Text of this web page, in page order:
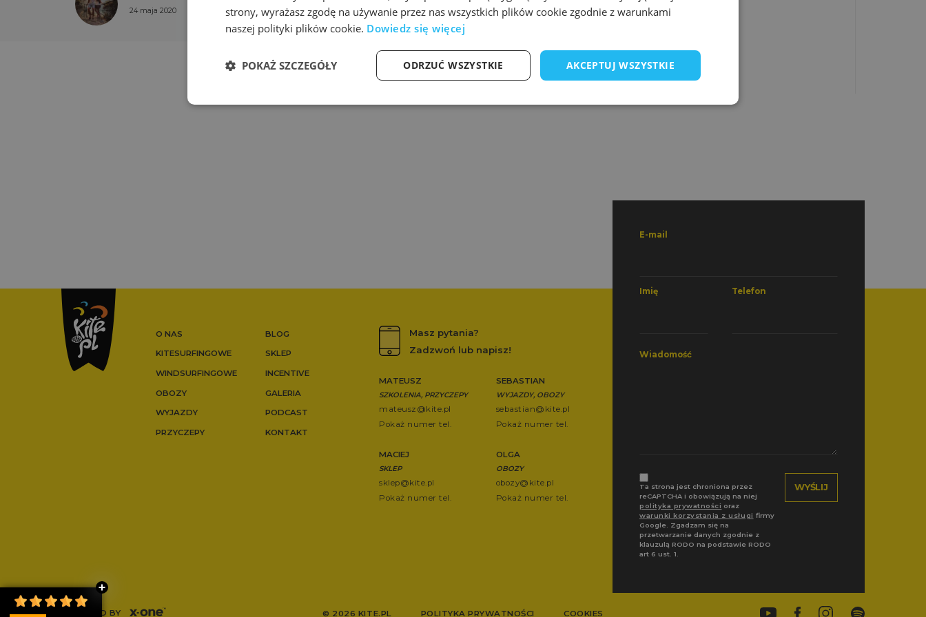
24 maja 2020
O NAS
KITESURFINGOWE
WINDSURFINGOWE
OBOZY
WYJAZDY
PRZYCZEPY
BLOG
SKLEP
INCENTIVE
GALERIA
PODCAST
KONTAKT
Masz pytania?
Zadzwoń lub napisz!
MATEUSZ
SZKOLENIA, PRZYCZEPY
mateusz@kite.pl
Pokaż numer tel.
MACIEJ
SKLEP
sklep@kite.pl
Pokaż numer tel.
SEBASTIAN
WYJAZDY, OBOZY
sebastian@kite.pl
Pokaż numer tel.
OLGA
OBOZY
obozy@kite.pl
Pokaż numer tel.
E-mail
Imię Telefon
Wiadomość
Ta strona jest chroniona przez
reCAPTCHA i obowiązują na niej
polityka prywatności oraz
warunki korzystania z usługi firmy
Google. Zgadzam się na
przetwarzanie danych zgodnie z
klauzulą RODO na podstawie RODO
art 6 ust. 1.
POWERED BY © 2026 KITE.PL POLITYKA PRYWATNOŚCI COOKIES
strony, wyrażasz zgodę na używanie przez nas wszystkich plików cookie zgodnie z warunkami
naszej polityki plików cookie. Dowiedz się więcej
AKCEPTUJ WSZYSTKIE
ODRZUĆ WSZYSTKIE
POKAŻ SZCZEGÓŁY